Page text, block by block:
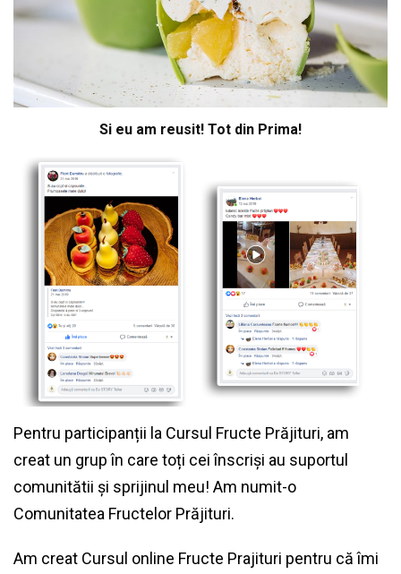
Si eu am reusit! Tot din Prima!
Pentru participanții la Cursul Fructe Prăjituri, am
creat un grup în care toți cei înscriși au suportul
comunitătii și sprijinul meu! Am numit-o
Comunitatea Fructelor Prăjituri.
Am creat Cursul online Fructe Prajituri pentru că îmi